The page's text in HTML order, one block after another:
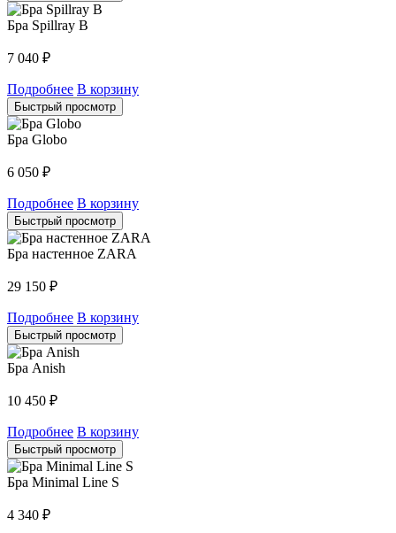
Бра Spillray B
7 040 ₽
Подробнее В корзину
Быстрый просмотр
Бра Globo
6 050 ₽
Подробнее В корзину
Быстрый просмотр
Бра настенное ZARA
29 150 ₽
Подробнее В корзину
Быстрый просмотр
Бра Anish
10 450 ₽
Подробнее В корзину
Быстрый просмотр
Бра Minimal Line S
4 340 ₽